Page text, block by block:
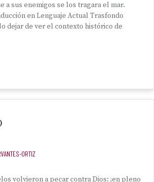
a sus enemigos se los tragara el mar.
en Lenguaje Actual Trasfondo
dejar de ver el contexto histórico de
ORTIZ
volvieron a pecar contra Dios: ¡en pleno